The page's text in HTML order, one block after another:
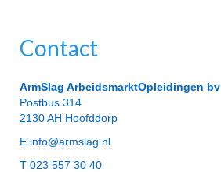
Contact
ArmSlag ArbeidsmarktOpleidingen bv
Postbus 314
2130 AH Hoofddorp
E info@armslag.nl
T 023 557 30 40